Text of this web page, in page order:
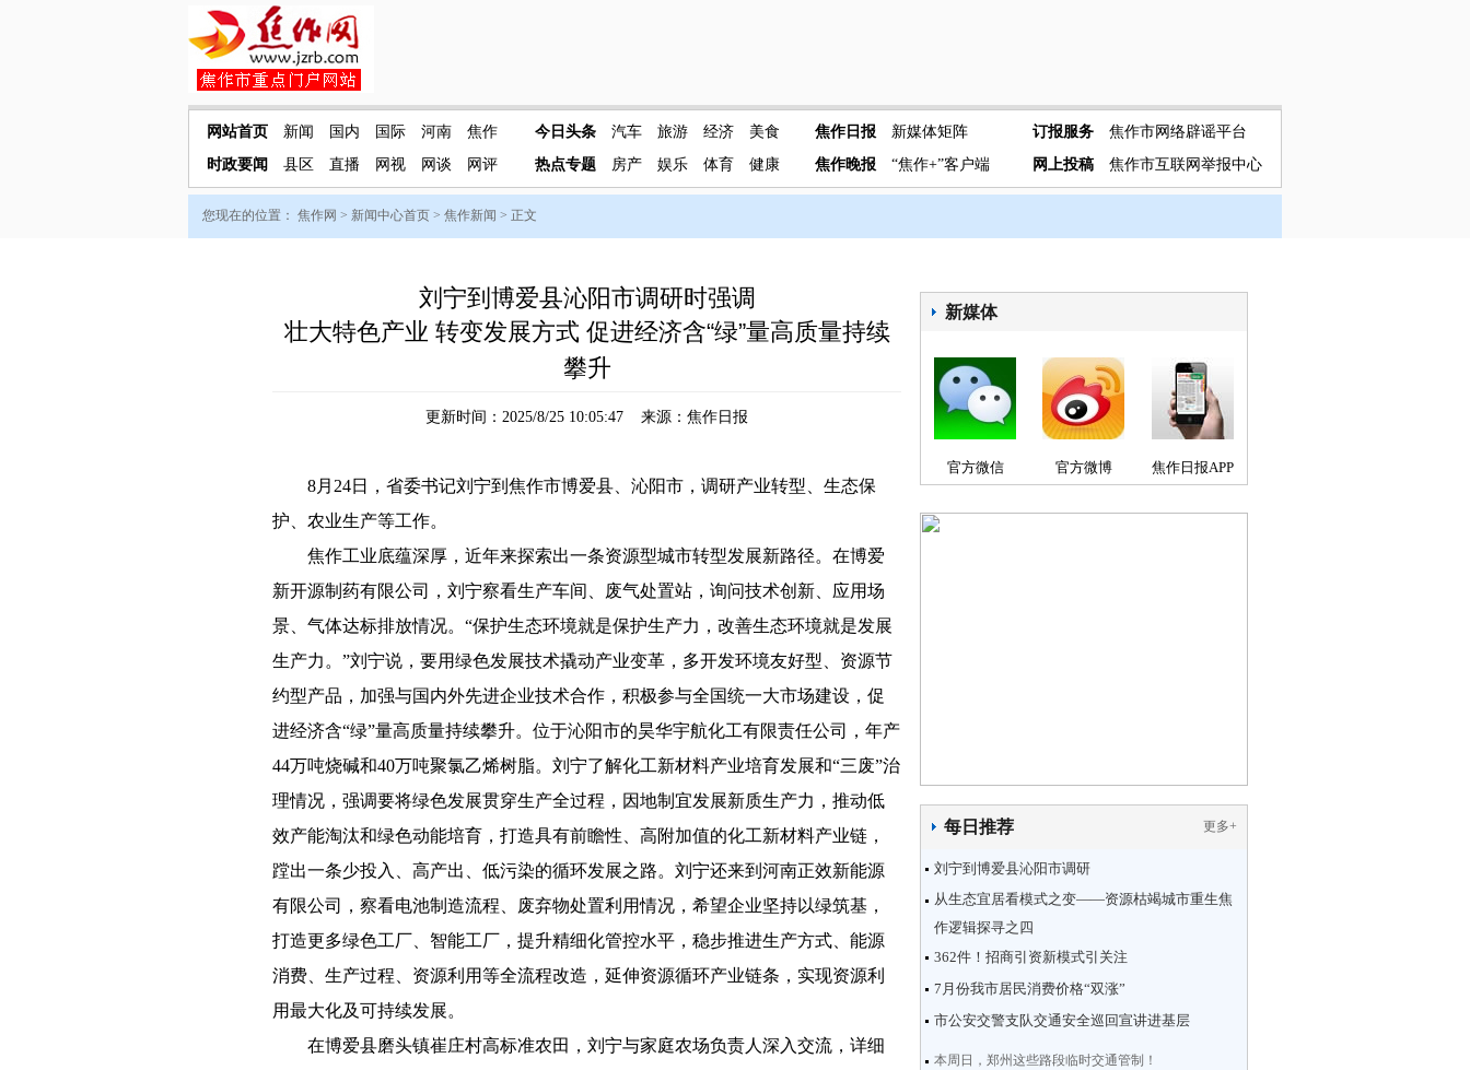
网站首页 新闻 国内 国际 河南
焦作
时政要闻
县区 直播 网视 网谈 网评
今日头条 汽车 旅游 经济
美食
热点专题
房产 娱乐 体育 健康
焦作日报
新媒体矩阵
焦作晚报
“焦作+”客户端
订报服务
焦作市网络辟谣平台
网上投稿
焦作市互联网举报中心
您现在的位置： 焦作网 > 新闻中心首页 > 焦作新闻 > 正文
新媒体
官方微信 官方微博 焦作日报APP
每日推荐 更多+
刘宁到博爱县沁阳市调研
从生态宜居看模式之变——资源枯竭城市重生焦
作逻辑探寻之四
362件！招商引资新模式引关注
7月份我市居民消费价格“双涨”
市公安交警支队交通安全巡回宣讲进基层
本周日，郑州这些路段临时交通管制！
刘宁到博爱县沁阳市调研时强调
壮大特色产业 转变发展方式 促进经济含“绿”量高质量持续
攀升
更新时间：2025/8/25 10:05:47 来源：焦作日报
8月24日，省委书记刘宁到焦作市博爱县、沁阳市，调研产业转型、生态保
护、农业生产等工作。
焦作工业底蕴深厚，近年来探索出一条资源型城市转型发展新路径。在博爱
新开源制药有限公司，刘宁察看生产车间、废气处置站，询问技术创新、应用场
景、气体达标排放情况。“保护生态环境就是保护生产力，改善生态环境就是发展
生产力。”刘宁说，要用绿色发展技术撬动产业变革，多开发环境友好型、资源节
约型产品，加强与国内外先进企业技术合作，积极参与全国统一大市场建设，促
进经济含“绿”量高质量持续攀升。位于沁阳市的昊华宇航化工有限责任公司，年产
44万吨烧碱和40万吨聚氯乙烯树脂。刘宁了解化工新材料产业培育发展和“三废”治
理情况，强调要将绿色发展贯穿生产全过程，因地制宜发展新质生产力，推动低
效产能淘汰和绿色动能培育，打造具有前瞻性、高附加值的化工新材料产业链，
蹚出一条少投入、高产出、低污染的循环发展之路。刘宁还来到河南正效新能源
有限公司，察看电池制造流程、废弃物处置利用情况，希望企业坚持以绿筑基，
打造更多绿色工厂、智能工厂，提升精细化管控水平，稳步推进生产方式、能源
消费、生产过程、资源利用等全流程改造，延伸资源循环产业链条，实现资源利
用最大化及可持续发展。
在博爱县磨头镇崔庄村高标准农田，刘宁与家庭农场负责人深入交流，详细